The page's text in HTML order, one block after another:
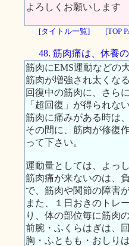
よろしくお願いします
[タイトル一覧] [TOP
48. 筋肉痛は、休養
筋肉にEMS運動などの
筋肉が増強され太くな
回復中の筋肉に、さら
「超回復」が得られな
筋肉に痛みがある時は
その間に、筋肉が修復
って下さい。
運動量としては、よっ
筋肉痛が来ないのは、
で、筋肉や関節の障害
また、１日おきのトレ
り、体の部位毎に筋肉
前腕・ふくらはぎは、
胸・ふともも・おしり